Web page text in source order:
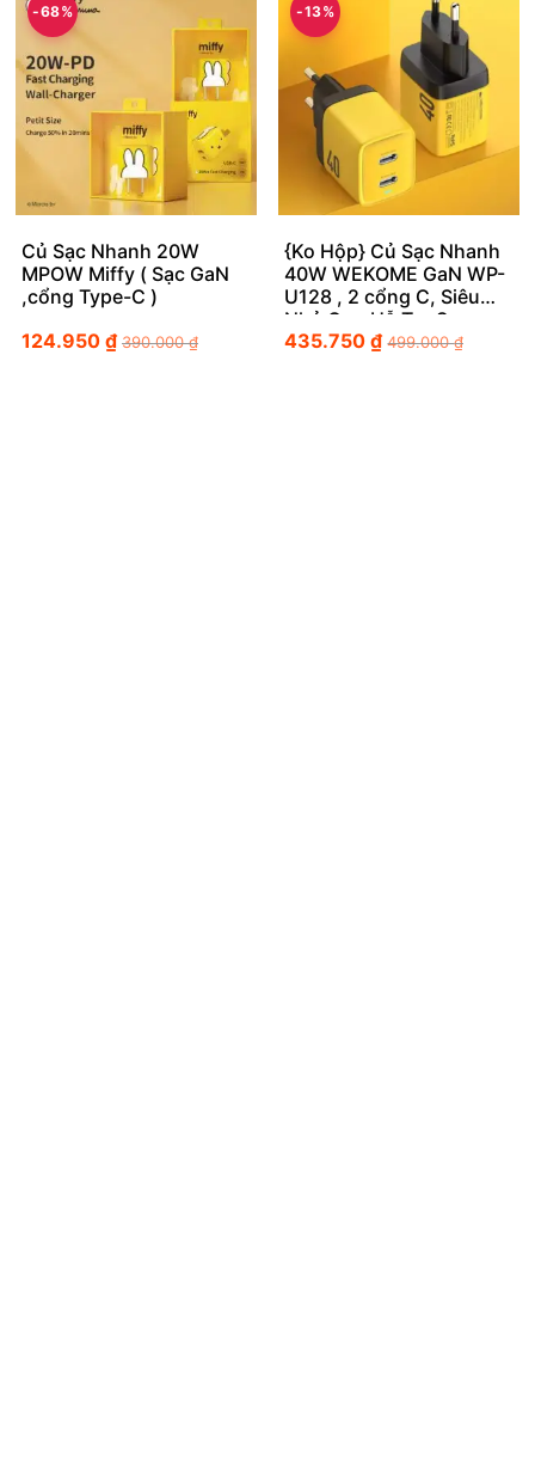
-68%
Củ Sạc Nhanh 20W
MPOW Miffy ( Sạc GaN
,cổng Type-C )
124.950 ₫ 390.000₫
-13%
{Ko Hộp} Củ Sạc Nhanh
40W WEKOME GaN WP-
U128 , 2 cổng C, Siêu
Nhỏ Gọn Hỗ Trợ Sạc
Nhanh PPS
435.750₫ 499.000₫